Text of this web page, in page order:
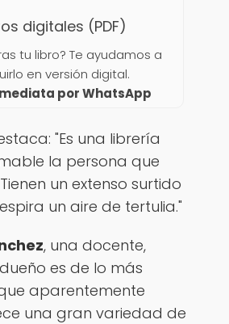
digitales (PDF)
tu libro? Te ayudamos a
en versión digital.
por WhatsApp
"Es una librería
la persona que
un extenso surtido
un aire de tertulia."
, una docente,
es de lo más
aparentemente
una gran variedad de